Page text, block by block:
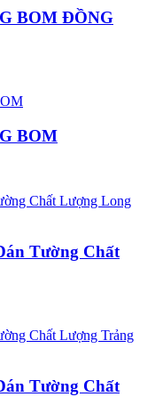
BOM ĐỒNG
BOM
Tường Chất
Tường Chất